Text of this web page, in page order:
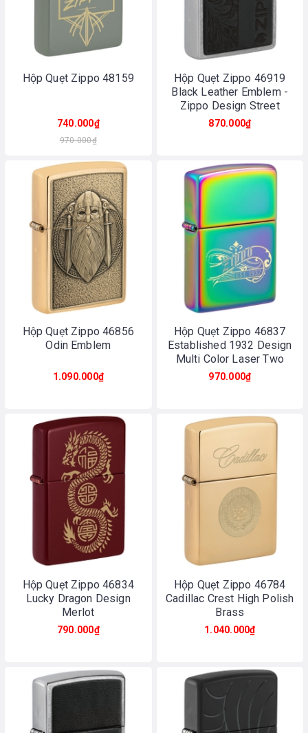
Hộp Quẹt Zippo 48159
740.000₫
970.000₫
Hộp Quẹt Zippo 46919
Black Leather Emblem -
Zippo Design Street
Chrome
870.000₫
Hộp Quẹt Zippo 46856
Odin Emblem
1.090.000₫
Hộp Quẹt Zippo 46837
Established 1932 Design
Multi Color Laser Two
Tone
970.000₫
Hộp Quẹt Zippo 46834
Lucky Dragon Design
Merlot
790.000₫
Hộp Quẹt Zippo 46784
Cadillac Crest High Polish
Brass
1.040.000₫